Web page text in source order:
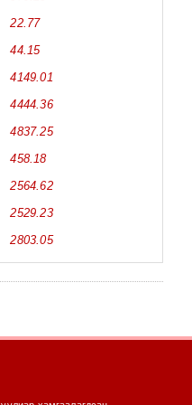
ФИНЛАНД УЛСТАЙ
АМЬСГАЛЫН
АМЛАЛТЫН
БАЙР
УЛС ENACT ТҮНШЛЭЛД
22.77
44.15
4149.01
4444.36
4837.25
458.18
2564.62
2529.23
2803.05